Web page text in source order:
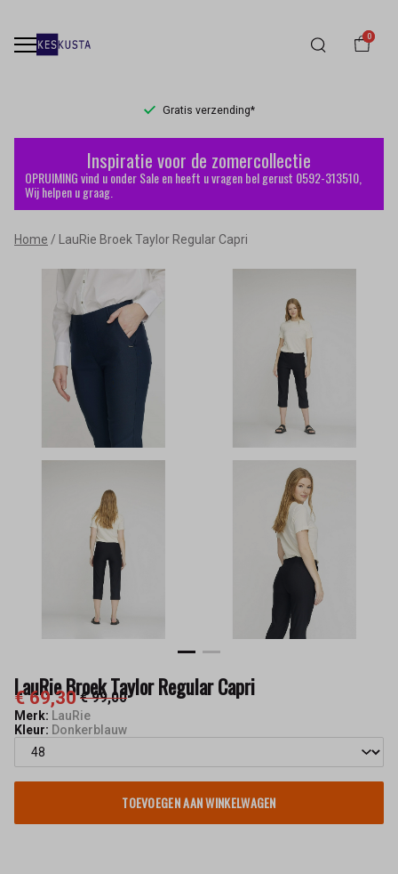
0
Gratis verzending*
LauRie
Broek
Taylor
Regular
Capri
Keskusta
Inspiratie voor de zomercollectie
OPRUIMING vind u onder Sale en heeft u vragen bel gerust 0592-313510,
Wij helpen u graag.
Home LauRie Broek Taylor Regular Capri
LauRie Broek Taylor Regular Capri
€ 69,30 € 99,00
Merk: LauRie
Kleur: Donkerblauw
TOEVOEGEN AAN WINKELWAGEN